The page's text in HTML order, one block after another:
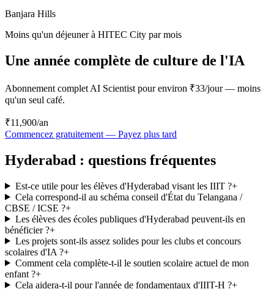
Banjara Hills
Moins qu'un déjeuner à HITEC City par mois
Une année complète de culture de l'IA
Abonnement complet AI Scientist pour environ ₹33/jour — moins
qu'un seul café.
₹11,900/an
Commencez gratuitement — Payez plus tard
Hyderabad : questions fréquentes
Est-ce utile pour les élèves d'Hyderabad visant les IIIT ?+
Cela correspond-il au schéma conseil d'État du Telangana /
CBSE / ICSE ?+
Les élèves des écoles publiques d'Hyderabad peuvent-ils en
bénéficier ?+
Les projets sont-ils assez solides pour les clubs et concours
scolaires d'IA ?+
Comment cela complète-t-il le soutien scolaire actuel de mon
enfant ?+
Cela aidera-t-il pour l'année de fondamentaux d'IIIT-H ?+